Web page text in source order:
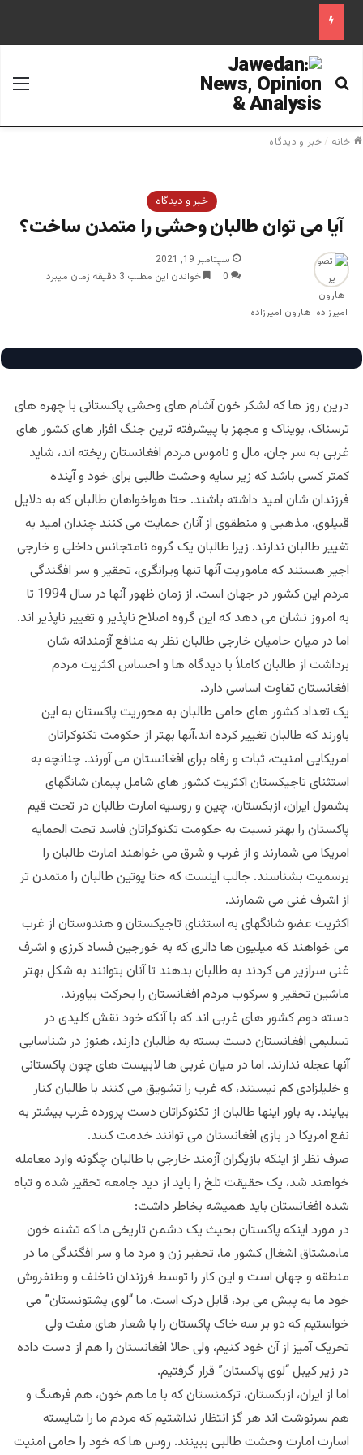
جستجو برای
خانه /خبر و دیدگاه
خبر و دیدگاه
آیا می توان طالبان وحشی را متمدن ساخت؟
هارون امیرزاده
سپتامبر 19, 2021
0
خواندن این مطلب 3 دقیقه زمان میبرد
درین روز ها که لشکر خون آشام های وحشی پاکستانی با چهره های
ترسناک، بویناک و مجهز با پیشرفته ترین جنگ افزار های کشور های
غربی به سر جان، مال و ناموس مردم افغانستان ریخته اند، شاید
کمتر کسی باشد که زیر سایه وحشت طالبی برای خود و آینده
فرزندان شان امید داشته باشند. حتا هواخواهان طالبان که به دلایل
قبیلوی، مذهبی و منطقوی از آنان حمایت می کنند چندان امید به
تغییر طالبان ندارند. زیرا طالبان یک گروه نامتجانس داخلی و خارجی
اجیر هستند که ماموریت آنها تنها ویرانگری، تحقیر و سر افگندگی
مردم این کشور در جهان است. از زمان ظهور آنها در سال 1994 تا
به امروز نشان می دهد که این گروه اصلاح ناپذیر و تغییر ناپذیر اند.
اما در میان حامیان خارجی طالبان نظر به منافع آزمندانه شان
برداشت از طالبان کاملاً با دیدگاه ها و احساس اکثریت مردم
افغانستان تفاوت اساسی دارد.
یک تعداد کشور های حامی طالبان به محوریت پاکستان به این
باورند که طالبان تغییر کرده اند،آنها بهتر از حکومت تکنوکراتان
امریکایی امنیت، ثبات و رفاه برای افغانستان می آورند. چنانچه به
استثنای تاجیکستان اکثریت کشور های شامل پیمان شانگهای
بشمول ایران، ازبکستان، چین و روسیه امارت طالبان در تحت قیم
پاکستان را بهتر نسبت به حکومت تکنوکراتان فاسد تحت الحمایه
امریکا می شمارند و از غرب و شرق می خواهند امارت طالبان را
برسمیت بشناسند. جالب اینست که حتا پوتین طالبان را متمدن تر
از اشرف غنی می شمارند.
اکثریت عضو شانگهای به استثنای تاجیکستان و هندوستان از غرب
می خواهند که میلیون ها دالری‌ که به خورجین فساد کرزی و اشرف
غنی سرازیر می کردند به طالبان بدهند تا آنان بتوانند به شکل بهتر
ماشین تحقیر و سرکوب مردم افغانستان را بحرکت بیاورند.
دسته دوم کشور های غربی اند که با آنکه خود نقش کلیدی در
تسلیمی افغانستان دست بسته به طالبان دارند، هنوز در شناسایی
آنها عجله ندارند. اما در میان غربی ها لابیست های چون پاکستانی
و خلیلزادی کم نیستند، که غرب را تشویق می کنند با طالبان کنار
بیایند. به باور اینها طالبان از تکنوکراتان دست پرورده غرب بیشتر به
نفع امریکا در بازی افغانستان می توانند خدمت کنند.
صرف نظر از اینکه بازیگران آزمند خارجی با طالبان چگونه وارد معامله
خواهند شد، یک حقیقت تلخ را باید از دید جامعه تحقیر شده و تباه
شده افغانستان باید همیشه بخاطر داشت:
در مورد اینکه پاکستان بحیث یک دشمن تاریخی ما که تشنه خون
ما،مشتاق اشغال کشور ما، تحقیر زن و مرد ما و سر افگندگی ما در
منطقه و جهان است و این کار را توسط فرزندان ناخلف و وطنفروش
خود ما به پیش می برد، قابل درک است. ما “لوی پشتونستان” می
خواستیم که دو بر سه خاک پاکستان را با شعار های مفت ولی
تحریک آمیز از آن خود کنیم، ولی حالا افغانستان را هم از دست داده
در زیر کیبل “لوی پاکستان” قرار گرفتیم.
اما از ایران، ازبکستان، ترکمنستان که با ما هم خون، هم فرهنگ و
هم سرنوشت اند هر گز انتظار نداشتیم که مردم ما را شایسته
اسارت امارت وحشت طالبی ببینند. روس ها که خود را حامی امنیت